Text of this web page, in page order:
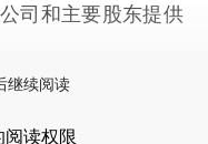
司和主要股东提供
继续阅读
阅读权限